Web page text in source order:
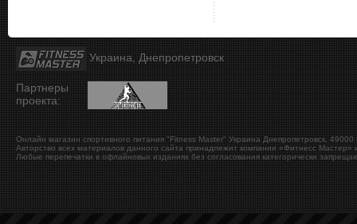
Украина, Днепропетровск
Партнеры
проекта:
Онлайн магазин спортивного питания "Fitness Master" Украина Днепропетровск 49000
Авторство всех материалов данного сайта принадлежит компании «Фитнесс Мастер»
Любые перепечатки в офлайновых изданиях без согласования категорически